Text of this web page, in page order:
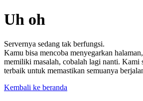
Uh oh
Servernya sedang tak berfungsi.
Kamu bisa mencoba menyegarkan
memiliki masalah, cobalah lagi nanti. Kami
terbaik untuk memastikan semuanya
Kembali ke beranda